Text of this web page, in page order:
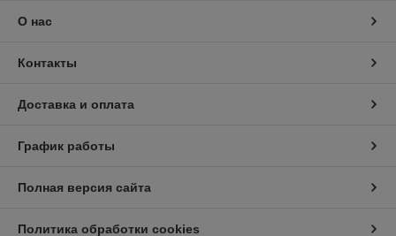
О нас
Контакты
Доставка и оплата
График работы
Полная версия сайта
Политика обработки cookies